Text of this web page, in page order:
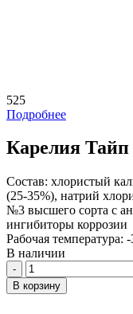
525
Подробнее
Карелия
Состав: хлористый
(25-35%), натрий
№3 высшего сорта с
ингибиторы коррозии
Рабочая температура: -
В наличии
Количество
В корзину